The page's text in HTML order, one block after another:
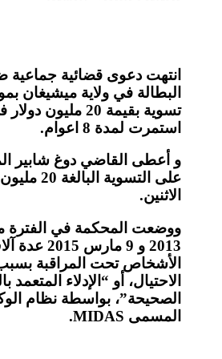
انتهت دعوى قضائية جماعية
البطالة في ولاية ميشيغان
تسوية بقيمة 20
استمرت لمدة 8 اعوام.
و أعطى القاضي دوغ شابير
على التسوية
الاثنين.
2013 و 9 مارس
الأشخاص تحت المراقبة
الاحتيال، أو “الإدلاء المتعمد
الصحيحة”، بواسطة نظام
المسمى MIDAS.